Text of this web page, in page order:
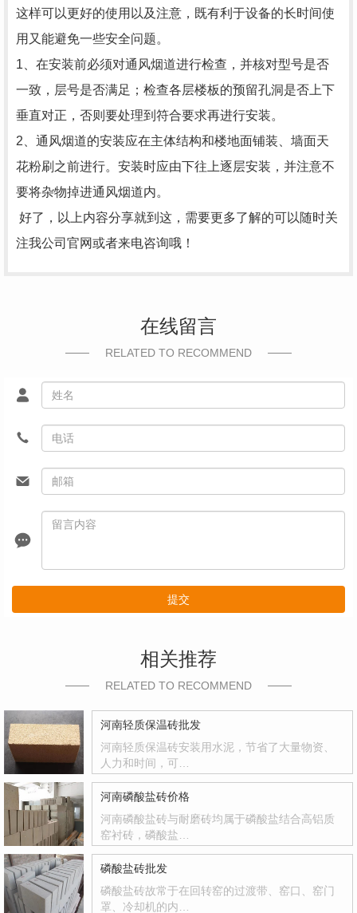
这样可以更好的使用以及注意，既有利于设备的长时间使
用又能避免一些安全问题。
1、在安装前必须对通风烟道进行检查，并核对型号是否
一致，层号是否满足；检查各层楼板的预留孔洞是否上下
垂直对正，否则要处理到符合要求再进行安装。
2、通风烟道的安装应在主体结构和楼地面铺装、墙面天
花粉刷之前进行。安装时应由下往上逐层安装，并注意不
要将杂物掉进通风烟道内。
好了，以上内容分享就到这，需要更多了解的可以随时关
注我公司官网或者来电咨询哦！
在线留言
RELATED TO RECOMMEND
提交
相关推荐
RELATED TO RECOMMEND
河南轻质保温砖批发
河南轻质保温砖安装用水泥，节省了大量物资、
人力和时间，可…
河南磷酸盐砖价格
河南磷酸盐砖与耐磨砖均属于磷酸盐结合高铝质
窑衬砖，磷酸盐…
磷酸盐砖批发
磷酸盐砖故常于在回转窑的过渡带、窑口、窑门
罩、冷却机的内…